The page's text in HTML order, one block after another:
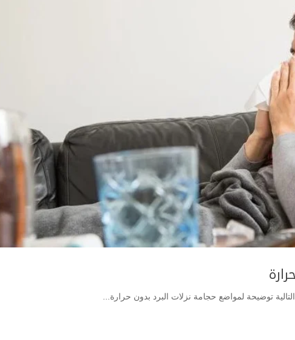
توضيحة لمواضع حجامة نزلات البرد بدون حرارة...